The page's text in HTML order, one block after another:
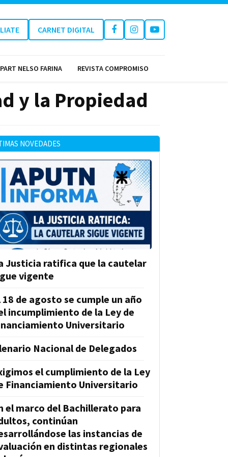
CARNET DIGITAL
NELSO FARINA REVISTA COMPROMISO
y la Propiedad
NOVEDADES
Justicia ratifica que la cautelar
vigente
18 de agosto se cumple un año
incumplimiento de la Ley de
Universitario
Nacional de Delegados
el cumplimiento de la Ley
Financiamiento Universitario
el marco del Bachillerato para
continúan
las instancias de
en distintas regionales